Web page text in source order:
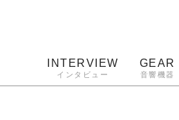
INTERVIEW
インタビュー
GEAR
音響機器